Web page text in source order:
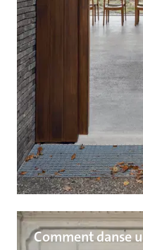
Comment danse